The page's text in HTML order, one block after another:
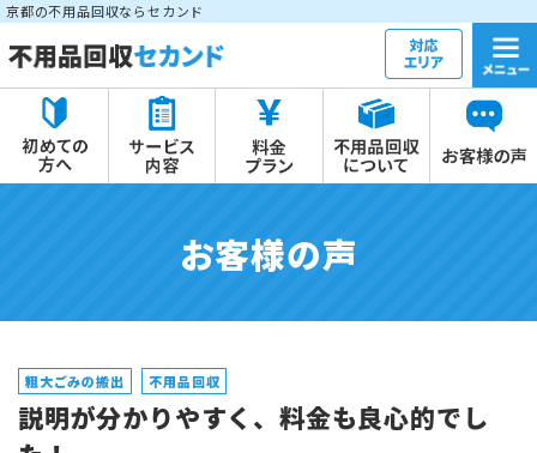
京都の不用品回収ならセカンド
お客様の声
粗大ごみの搬出 不用品回収
説明が分かりやすく、料金も良心的でし